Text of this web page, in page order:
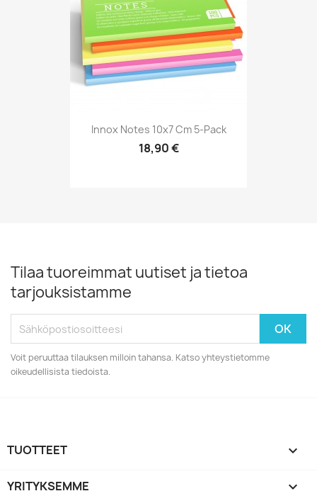
Innox Notes 10x7 Cm 5-Pack
18,90 €
Tilaa tuoreimmat uutiset ja tietoa
tarjouksistamme
Voit peruuttaa tilauksen milloin tahansa. Katso yhteystietomme
oikeudellisista tiedoista.
TUOTTEET 
YRITYKSEMME 